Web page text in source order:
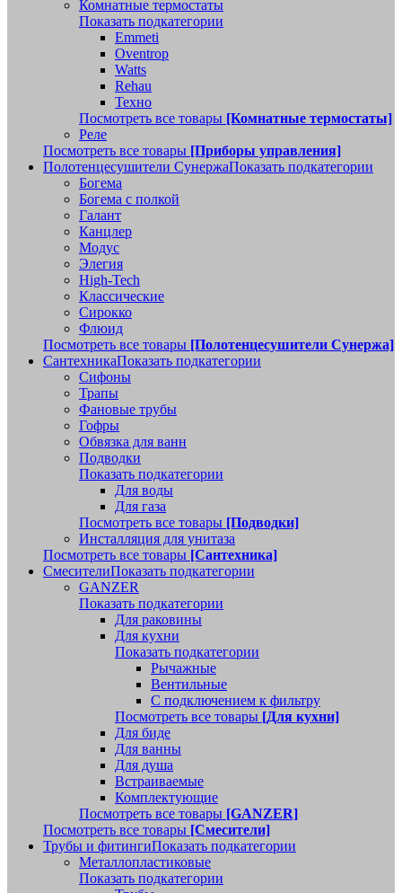
Комнатные термостаты
Показать подкатегории
Emmeti
Oventrop
Watts
Rehau
Техно
Посмотреть все товары [Комнатные термостаты]
Реле
Посмотреть все товары [Приборы управления]
Полотенцесушители СунержаПоказать подкатегории
Богема
Богема с полкой
Галант
Канцлер
Модус
Элегия
High-Tech
Классические
Сирокко
Флюид
Посмотреть все товары [Полотенцесушители Сунержа]
СантехникаПоказать подкатегории
Сифоны
Трапы
Фановые трубы
Гофры
Обвязка для ванн
Подводки
Показать подкатегории
Для воды
Для газа
Посмотреть все товары [Подводки]
Инсталляция для унитаза
Посмотреть все товары [Сантехника]
СмесителиПоказать подкатегории
GANZER
Показать подкатегории
Для раковины
Для кухни
Показать подкатегории
Рычажные
Вентильные
С подключением к фильтру
Посмотреть все товары [Для кухни]
Для биде
Для ванны
Для душа
Встраиваемые
Комплектующие
Посмотреть все товары [GANZER]
Посмотреть все товары [Смесители]
Трубы и фитингиПоказать подкатегории
Металлопластиковые
Показать подкатегории